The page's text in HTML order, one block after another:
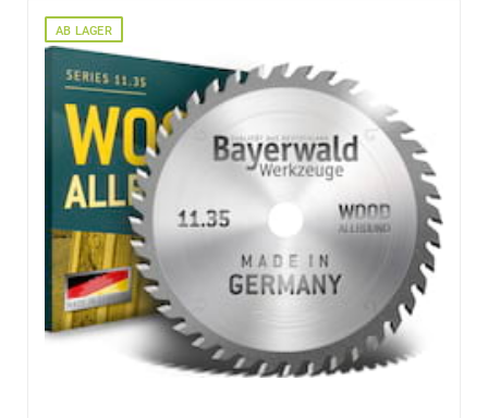
AB LAGER